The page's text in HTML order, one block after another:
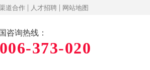
道合作 | 人才招聘 | 网站地图
咨询热线：
373-020